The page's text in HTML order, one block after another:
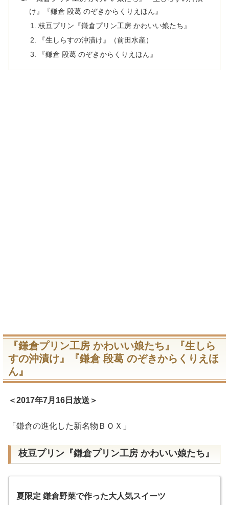
け』『鎌倉 段葛 のぞきからくりえほん』
枝豆プリン『鎌倉プリン工房 かわいい娘たち』
『生しらすの沖漬け』（前田水産）
『鎌倉 段葛 のぞきからくりえほん』
『鎌倉プリン工房 かわいい娘たち』『生しら
すの沖漬け』『鎌倉 段葛 のぞきからくりえほ
ん』
＜2017年7月16日放送＞
「鎌倉の進化した新名物ＢＯＸ」
枝豆プリン『鎌倉プリン工房 かわいい娘たち』
夏限定 鎌倉野菜で作った大人気スイーツ